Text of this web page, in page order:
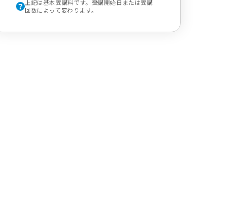
上記は基本受講料です。受講開始日または受講
回数によって変わります。